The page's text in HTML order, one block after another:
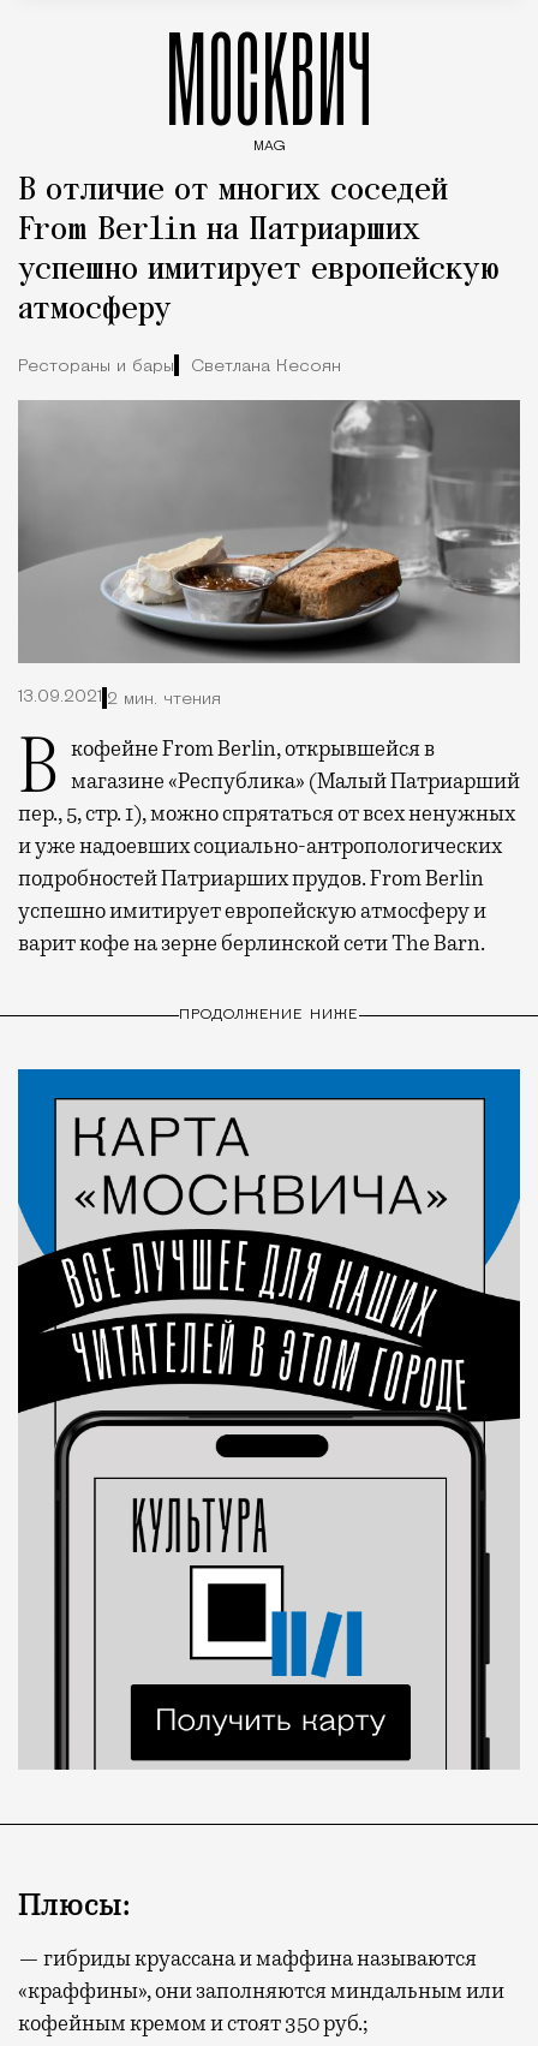
МОСКВИЧ
MAG
В отличие от многих соседей
From Berlin на Патриарших
успешно имитирует европейскую
атмосферу
Рестораны и бары Светлана Кесоян
13.09.2021 2 мин. чтения
В кофейне From Berlin, открывшейся в магазине «Республика» (Малый Патриарший
пер., 5, стр. 1), можно спрятаться от всех ненужных
и уже надоевших социально-антропологических
подробностей Патриарших прудов. From Berlin
успешно имитирует европейскую атмосферу и
варит кофе на зерне берлинской сети The Barn.
ПРОДОЛЖЕНИЕ НИЖЕ
Плюсы:
— гибриды круассана и маффина называются
«краффины», они заполняются миндальным или
кофейным кремом и стоят 350 руб.;